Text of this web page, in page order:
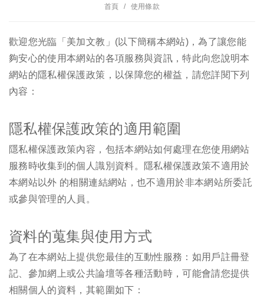
首頁 使用條款
歡迎您光臨「美加文教」(以下簡稱本網站)，為了讓您能
夠安心的使用本網站的各項服務與資訊，特此向您說明本
網站的隱私權保護政策，以保障您的權益，請您詳閱下列
內容：
隱私權保護政策的適用範圍
隱私權保護政策內容，包括本網站如何處理在您使用網站
服務時收集到的個人識別資料。隱私權保護政策不適用於
本網站以外 的相關連結網站，也不適用於非本網站所委託
或參與管理的人員。
資料的蒐集與使用方式
為了在本網站上提供您最佳的互動性服務：如用戶註冊登
記、參加網上或公共論壇等各種活動時，可能會請您提供
相關個人的資料，其範圍如下：